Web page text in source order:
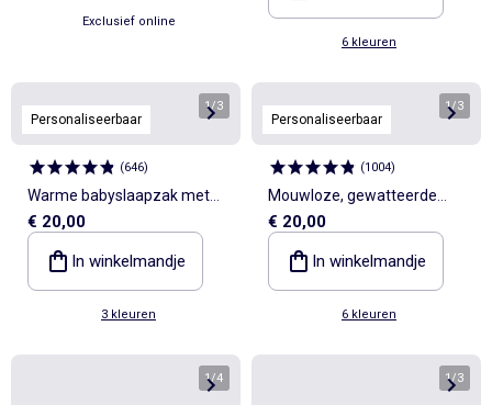
Exclusief online
6 kleuren
Personaliseerbaar
1/3
(646)
Warme babyslaapzak met
motiefje, TOG-waarde 2.5
€ 20,00
In winkelmandje
3 kleuren
Personaliseerbaar
1/3
(1004)
Mouwloze, gewatteerde
babyslaapzak, TOG-waarde
€ 20,00
In winkelmandje
6 kleuren
1/4 1/3